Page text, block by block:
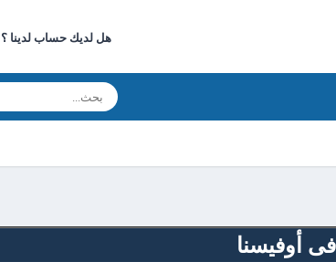
هل لديك حساب لدينا
أوفيسنا